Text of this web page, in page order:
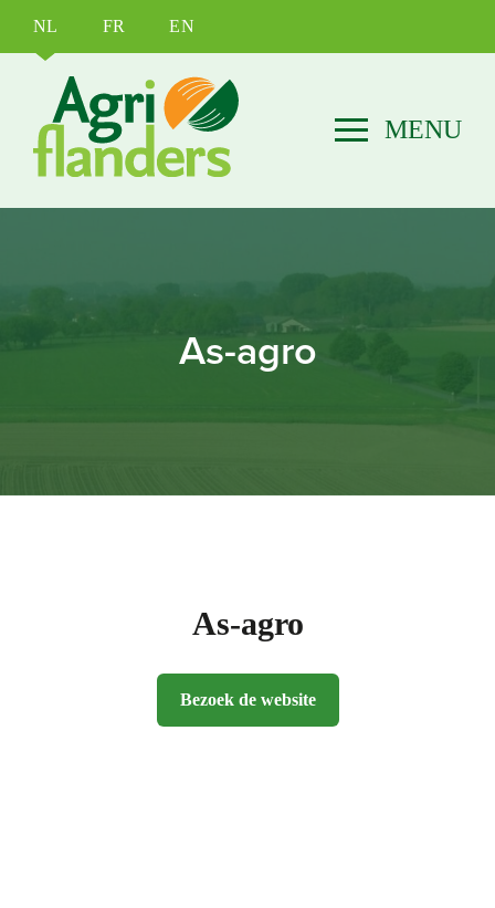
NL FR EN
As-agro
As-agro
Bezoek de website